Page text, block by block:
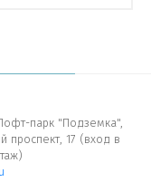
парк "Подземка",
проспект, 17 (вход в